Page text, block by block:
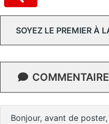
SOYEZ LE PREMIER À
Bonjour, avant de